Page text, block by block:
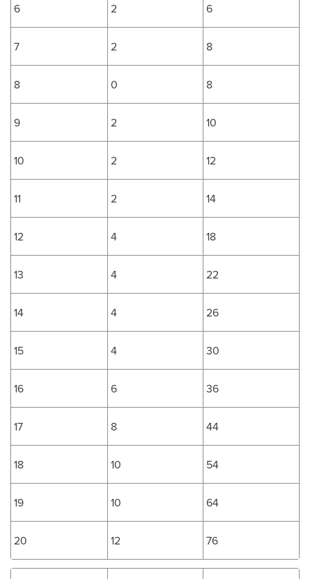
6 2 6
7 2 8
8 0 8
9 2 10
10 2 12
11 2 14
12 4 18
13 4 22
14 4 26
15 4 30
16 6 36
17 8 44
18 10 54
19 10 64
20 12 76